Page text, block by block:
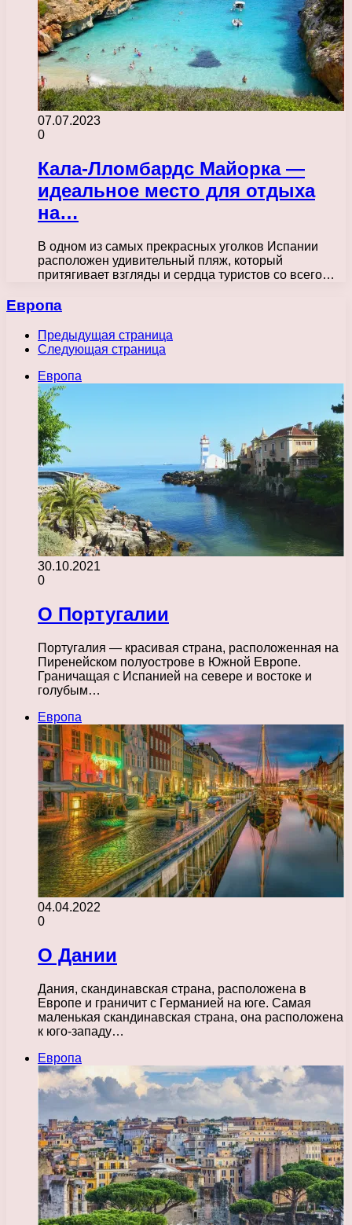
07.07.2023
0
Кала-Лломбардс Майорка —
идеальное место для отдыха
на…
В одном из самых прекрасных уголков Испании
расположен удивительный пляж, который
притягивает взгляды и сердца туристов со всего…
Европа
Предыдущая страница
Следующая страница
Европа
30.10.2021
0
О Португалии
Португалия — красивая страна, расположенная на
Пиренейском полуострове в Южной Европе.
Граничащая с Испанией на севере и востоке и
голубым…
Европа
04.04.2022
0
О Дании
Дания, скандинавская страна, расположена в
Европе и граничит с Германией на юге. Самая
маленькая скандинавская страна, она расположена
к юго-западу…
Европа